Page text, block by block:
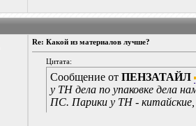
Re: Какой из материалов лучше?
Цитата:
Сообщение отПЕНЗАТАЙЛ
у ТН дела по упаковке дела
ПС. Парики у ТН -